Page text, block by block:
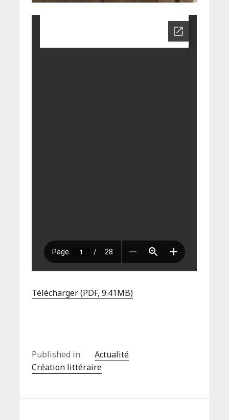
Télécharger (PDF, 9.41MB)
Published in
Actualité
Création littéraire